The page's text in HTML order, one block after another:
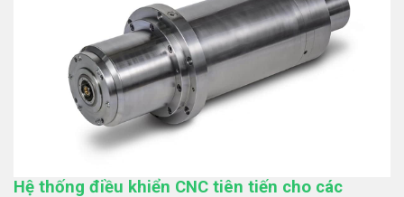
Hệ thống điều khiển CNC tiên tiến cho các